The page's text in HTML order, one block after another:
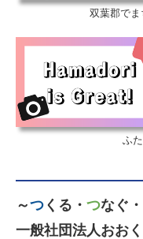
双葉郡でま
ふ
～つ くる・ つなぐ・
一般社団法人おお